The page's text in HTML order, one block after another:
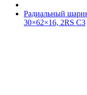
Радиальный
30×62×16, 2RS C3